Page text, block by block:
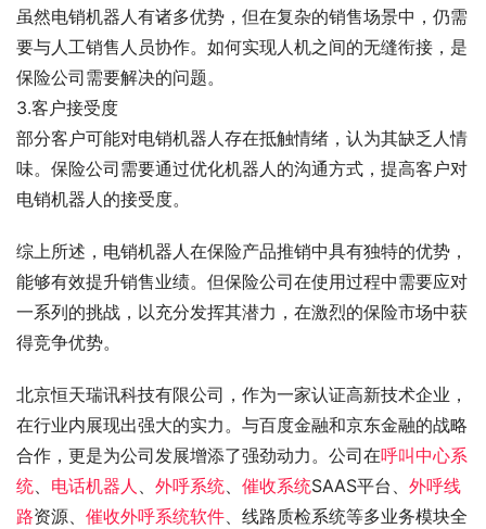
虽然电销机器人有诸多优势，但在复杂的销售场景中，仍需
要与人工销售人员协作。如何实现人机之间的无缝衔接，是
保险公司需要解决的问题。
3.客户接受度
部分客户可能对电销机器人存在抵触情绪，认为其缺乏人情
味。保险公司需要通过优化机器人的沟通方式，提高客户对
电销机器人的接受度。
综上所述，电销机器人在保险产品推销中具有独特的优势，
能够有效提升销售业绩。但保险公司在使用过程中需要应对
一系列的挑战，以充分发挥其潜力，在激烈的保险市场中获
得竞争优势。
北京恒天瑞讯科技有限公司，作为一家认证高新技术企业，
在行业内展现出强大的实力。与百度金融和京东金融的战略
合作，更是为公司发展增添了强劲动力。公司在呼叫中心系
统
电话机器人 外呼系统 催收系统SAAS平台、 外呼线
路资源、 催收外呼系统软件 、线路质检系统等多业务模块全